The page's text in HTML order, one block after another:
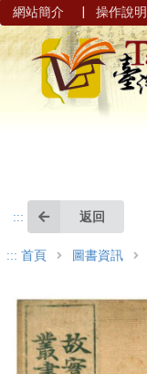
網站簡介 | 操作說明
::: 返回
::: 首頁 圖書資訊